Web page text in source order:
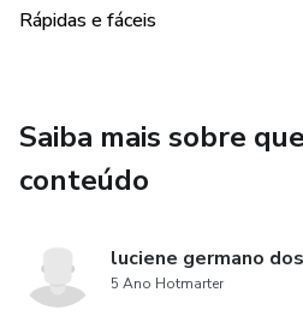
Rápidas e fáceis
Saiba mais sobre
conteúdo
luciene germano
5 Ano Hotmarter